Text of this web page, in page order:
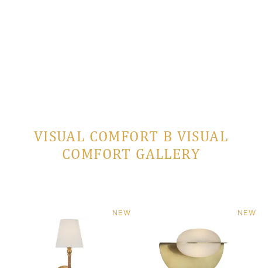
VISUAL COMFORT В VISUAL
COMFORT GALLERY
NEW NEW